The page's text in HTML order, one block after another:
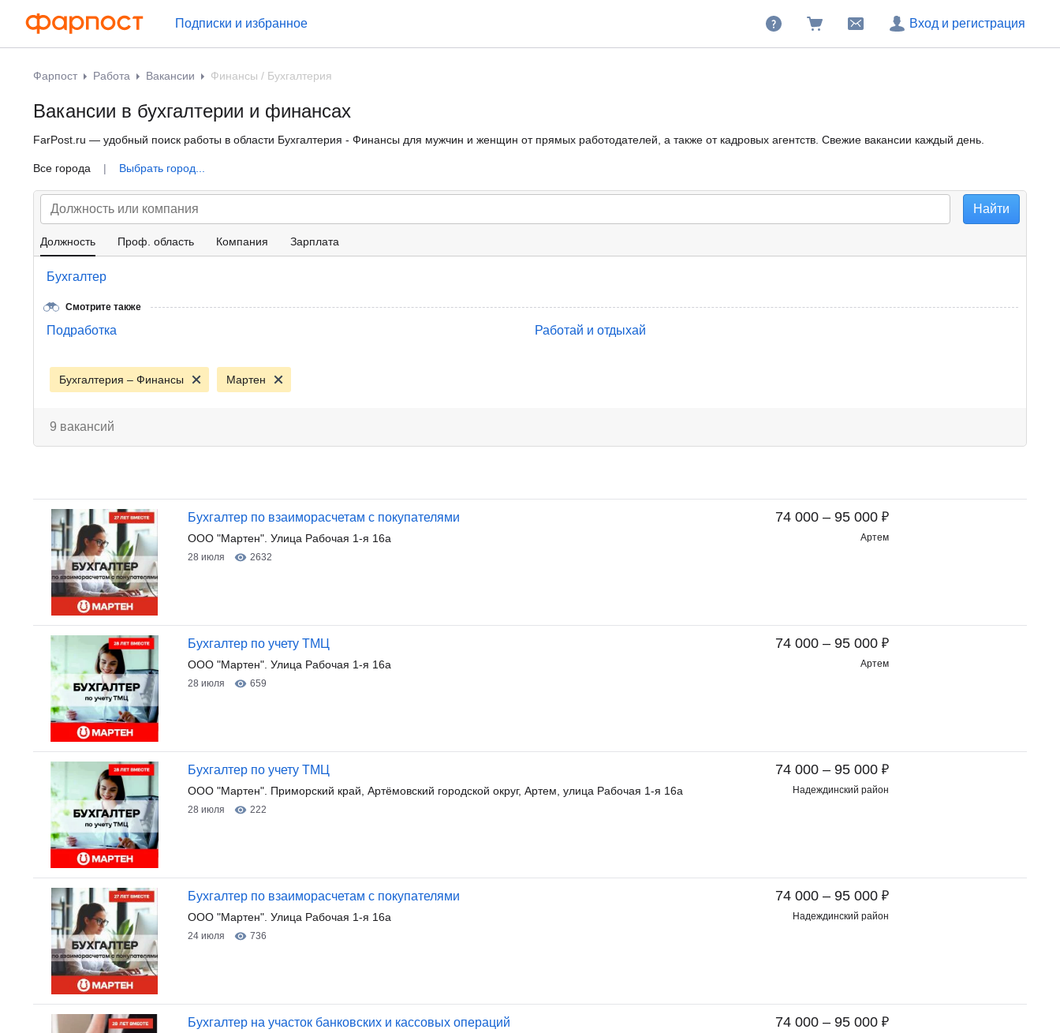
Подписки и избранное Вход и регистрация
Фарпост Работа Вакансии Финансы / Бухгалтерия
Вакансии в бухгалтерии и финансах
FarPost.ru — удобный поиск работы в области Бухгалтерия - Финансы для мужчин и женщин от прямых работодателей, а также от кадровых агентств. Свежие вакансии каждый день.
Все города | Выбрать город...
Должность Проф. область Компания Зарплата
Бухгалтер
Смотрите также
Подработка Работай и отдыхай
Бухгалтерия – Финансы Мартен
9 вакансий
74 000 – 95 000 ₽
Артем
Бухгалтер по взаиморасчетам с покупателями
ООО "Мартен". Улица Рабочая 1-я 16а
28 июля 2632
74 000 – 95 000 ₽
Артем
Бухгалтер по учету ТМЦ
ООО "Мартен". Улица Рабочая 1-я 16а
28 июля 659
74 000 – 95 000 ₽
Надеждинский район
Бухгалтер по учету ТМЦ
ООО "Мартен". Приморский край, Артёмовский городской округ, Артем, улица Рабочая 1-я 16а
28 июля 222
74 000 – 95 000 ₽
Надеждинский район
Бухгалтер по взаиморасчетам с покупателями
ООО "Мартен". Улица Рабочая 1-я 16а
24 июля 736
74 000 – 95 000 ₽
Бухгалтер на участок банковских и кассовых операций